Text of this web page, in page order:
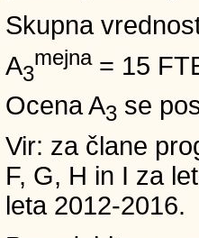
Skupna
A3
mejna= 15
Ocena A3 se
Vir: za člane
F, G, H in I za
leta 2012-2016.